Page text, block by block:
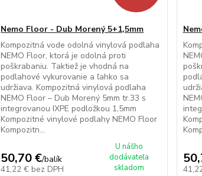
Nemo Floor - Dub Morený 5+1,5mm
Kompozitná vode odolná vinylová podlaha
NEMO Floor, ktorá je odolná proti
poškrabaniu. Taktiež je vhodná na
podlahové vykurovanie a ľahko sa
udržiava. Kompozitná vinylová podlaha
NEMO Floor – Dub Morený 5mm tr.33 s
integrovanou IXPE podložkou 1,5mm
Kompozitné vinylové podlahy NEMO Floor
Kompozitn...
50,70 €/balík
41,22 € bez DPH
U nášho
dodávateľa
skladom